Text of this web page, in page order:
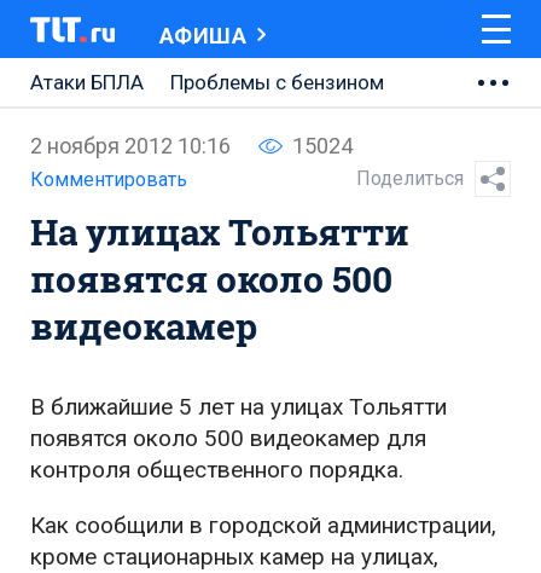
АФИША
Атаки БПЛА
Проблемы с бензином
АВТОВАЗ
Ремонт Центральной площади
Ремонт Обводного шоссе
Набережная Тольятти
Неделя Тольятти
2 ноября 2012 10:16 15024
Комментировать Поделиться
На улицах Тольятти
появятся около 500
видеокамер
В ближайшие 5 лет на улицах Тольятти
появятся около 500 видеокамер для
контроля общественного порядка.
Как сообщили в городской администрации,
кроме стационарных камер на улицах,